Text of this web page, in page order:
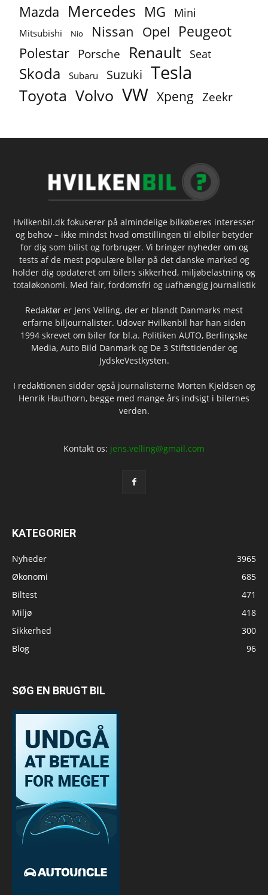
Mazda Mercedes MG Mini
Mitsubishi Nio Nissan Opel Peugeot
Polestar Porsche Renault Seat
Skoda Subaru Suzuki Tesla
Toyota Volvo VW Xpeng Zeekr
Hvilkenbil.dk fokuserer på almindelige bilkøberes interesser
og behov – ikke mindst hvad omstillingen til elbiler betyder
for dig som bilist og forbruger. Vi bringer nyheder om og
tests af de mest populære biler på det danske marked og
holder dig opdateret om bilers sikkerhed, miljøbelastning og
totaløkonomi. Med fair, fordomsfri og uafhængig journalistik
Redaktør er Jens Velling, der er blandt Danmarks mest
erfarne biljournalister. Udover Hvilkenbil har han siden
1994 skrevet om biler for bl.a. Politiken AUTO, Berlingske
Media, Auto Bild Danmark og De 3 Stiftstidender og
JydskeVestkysten.
I redaktionen sidder også journalisterne Morten Kjeldsen og
Henrik Hauthorn, begge med mange års indsigt i bilernes
verden.
Kontakt os: jens.velling@gmail.com
KATEGORIER
Nyheder
3965
Økonomi
685
Biltest
471
Miljø
418
Sikkerhed
300
Blog
96
SØG EN BRUGT BIL